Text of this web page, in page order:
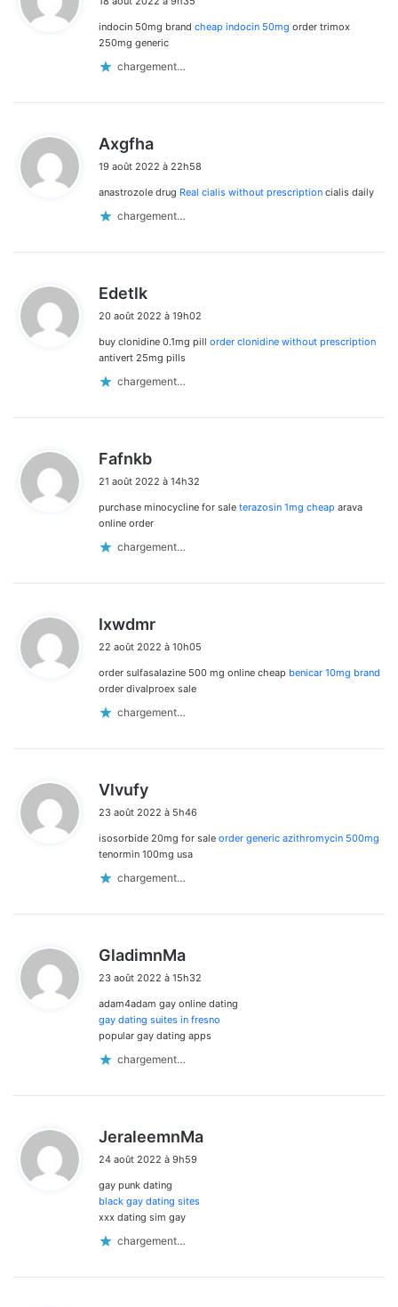
t
:
indocin 50mg brand cheap indocin 50mg order trimox
250mg generic
chargement…
Axgfha
t
19 août 2022 à 22h58
anastrozole drug Real cialis without prescription cialis daily
chargement…
Edetlk
t
:
20 août 2022 à 19h02
buy clonidine 0.1mg pill order clonidine without prescription
antivert 25mg pills
chargement…
Fafnkb
t
:
21 août 2022 à 14h32
purchase minocycline for sale terazosin 1mg cheap arava
online order
chargement…
Ixwdmr
t
:
22 août 2022 à 10h05
order sulfasalazine 500 mg online cheap benicar 10mg brand
order divalproex sale
chargement…
Vlvufy
t
:
23 août 2022 à 5h46
isosorbide 20mg for sale order generic azithromycin 500mg
tenormin 100mg usa
chargement…
GladimnMa
t
:
23 août 2022 à 15h32
adam4adam gay online dating
gay dating suites in fresno
popular gay dating apps
chargement…
JeraleemnMa
24 août 2022 à 9h59
gay punk dating
black gay dating sites
xxx dating sim gay
chargement…